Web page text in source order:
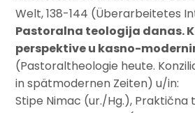
Welt, 138-144 (Überarbeitetes
Pastoralna teologija danas.
perspektive u kasno-
(Pastoraltheologie heute.
in spätmodernen Zeiten) u/in:
Stipe Nimac (ur./Hg.), Praktična